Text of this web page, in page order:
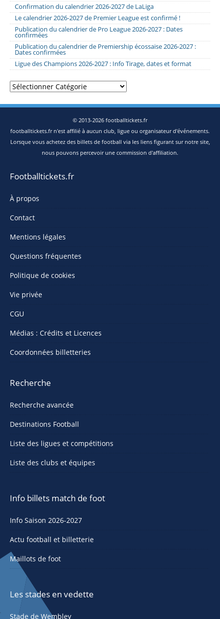
Confirmation du calendrier 2026-2027 de LaLiga
Le calendrier 2026-2027 de Premier League est confirmé !
Publication du calendrier de Pro League 2026-2027 : Dates
confirmées
Publication du calendrier de Premiership écossaise 2026-2027 :
Dates confirmées
Ligue des Champions 2026-2027 : Info Tirage, dates et format
Catégories
© 2013-2026 footballtickets.fr
footballtickets.fr n'est affilié à aucun club, ligue ou organisateur d'événements.
Lorsque vous achetez des billets de football via les liens figurant sur notre site,
nous pouvons percevoir une commission d'affiliation.
Footballtickets.fr
À propos
Contact
Mentions légales
Questions fréquentes
Politique de cookies
Vie privée
CGU
Médias : Crédits et Licences
Coordonnées billetteries
Recherche
Recherche avancée
Destinations Football
Liste des ligues et compétitions
Liste des clubs et équipes
Info billets match de foot
Info Saison 2026-2027
Actu football et billetterie
Maillots de foot
Les stades en vedette
Stade de Wembley